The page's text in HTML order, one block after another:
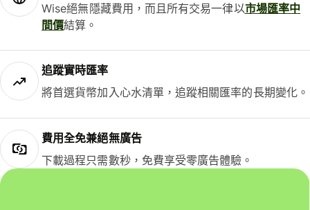
Wise絕無隱藏費用，而且所有交易一律以市場匯率中
間價結算。
追蹤實時匯率
將首選貨幣加入心水清單，追蹤相關匯率的長期變化。
費用全免兼絕無廣告
下載過程只需數秒，免費享受零廣告體驗。